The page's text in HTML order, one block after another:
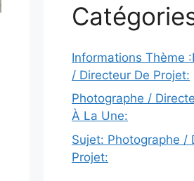
Informations Thème
/ Directeur De Projet:
Photographe /
À La Une:
Sujet: Photographe /
Projet: